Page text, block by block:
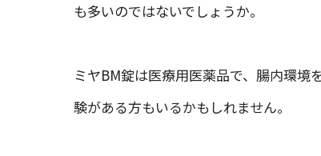
も多いのではないでしょうか。
ミヤBM錠は医療用医薬品で、腸内環境
験がある方もいるかもしれません。